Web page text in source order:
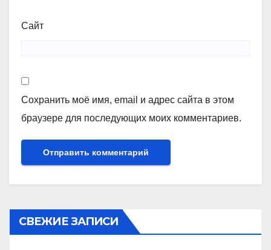
Сайт
Сохранить моё имя, email и адрес сайта в этом
браузере для последующих моих комментариев.
СВЕЖИЕ ЗАПИСИ